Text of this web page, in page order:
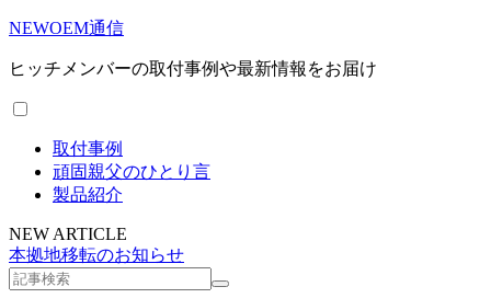
NEWOEM通信
ヒッチメンバーの取付事例や最新情報をお届け
取付事例
頑固親父のひとり言
製品紹介
NEW ARTICLE
本拠地移転のお知らせ